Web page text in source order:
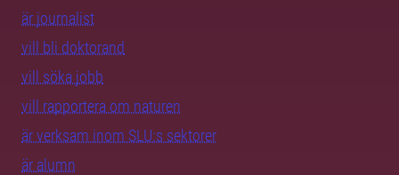
är journalist
vill bli doktorand
vill söka jobb
vill rapportera om naturen
är verksam inom SLU:s sektorer
är alumn